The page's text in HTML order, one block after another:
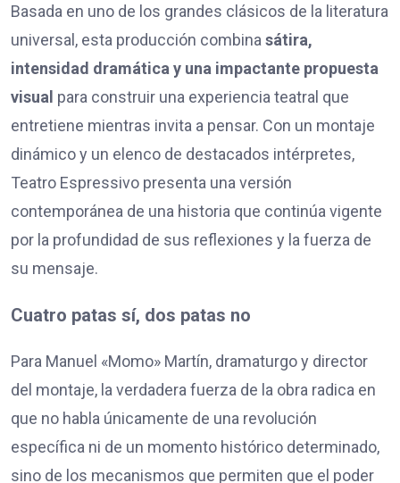
Basada en uno de los grandes clásicos de la literatura
universal, esta producción combina sátira,
intensidad dramática y una impactante propuesta
visual para construir una experiencia teatral que
entretiene mientras invita a pensar. Con un montaje
dinámico y un elenco de destacados intérpretes,
Teatro Espressivo presenta una versión
contemporánea de una historia que continúa vigente
por la profundidad de sus reflexiones y la fuerza de
su mensaje.
Cuatro patas sí, dos patas no
Para Manuel «Momo» Martín, dramaturgo y director
del montaje, la verdadera fuerza de la obra radica en
que no habla únicamente de una revolución
específica ni de un momento histórico determinado,
sino de los mecanismos que permiten que el poder